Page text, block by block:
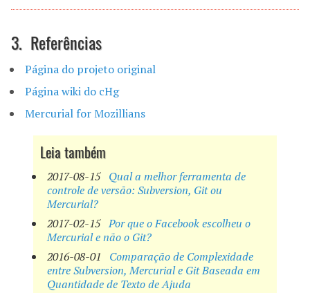
Referências
Página do projeto original
Página wiki do cHg
Mercurial for Mozillians
Leia também
2017-08-15 Qual a melhor ferramenta de
controle de versão: Subversion, Git ou
Mercurial?
2017-02-15Por que o Facebook escolheu o
Mercurial e não o Git?
2016-08-01 Comparação de Complexidade
entre Subversion, Mercurial e Git Baseada em
Quantidade de Texto de Ajuda